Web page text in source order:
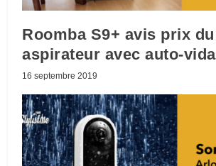
Roomba S9+ avis prix
aspirateur avec auto-
16 septembre 2019